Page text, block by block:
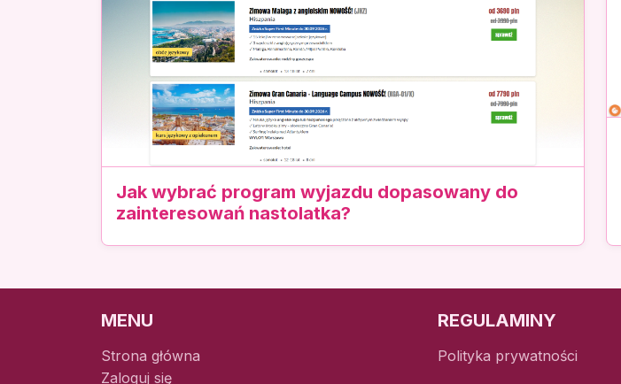
Jak wybrać program wyjazdu dopasowany do
zainteresowań nastolatka?
MENU
Strona główna
Zaloguj się
REGULAMINY
Polityka prywatności